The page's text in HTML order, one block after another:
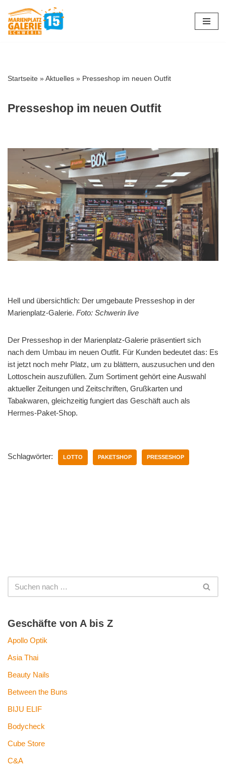
Zum
Startseite »Aktuelles » Presseshop im neuen Outfit
Presseshop im neuen Outfit
Hell und übersichtlich: Der umgebaute Presseshop in der
Marienplatz-Galerie. Foto: Schwerin live
Der Presseshop in der Marienplatz-Galerie präsentiert sich
nach dem Umbau im neuen Outfit. Für Kunden bedeutet das: Es
ist jetzt noch mehr Platz, um zu blättern, auszusuchen und den
Lottoschein auszufüllen. Zum Sortiment gehört eine Auswahl
aktueller Zeitungen und Zeitschriften, Grußkarten und
Tabakwaren, gleichzeitig fungiert das Geschäft auch als
Hermes-Paket-Shop.
Schlagwörter: LOTTO PAKETSHOP PRESSESHOP
Geschäfte von A bis Z
Apollo Optik
Asia Thai
Beauty Nails
Between the Buns
BIJU ELIF
Bodycheck
Cube Store
C&A